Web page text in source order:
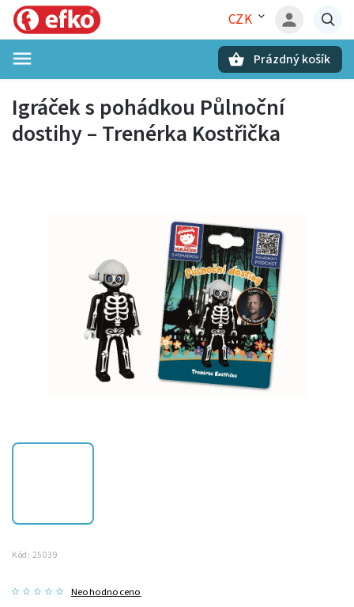
CZK
Prázdný košík
Igráček s pohádkou Půlnoční
dostihy – Trenérka Kostřička
Kód: 25039
Neohodnoceno